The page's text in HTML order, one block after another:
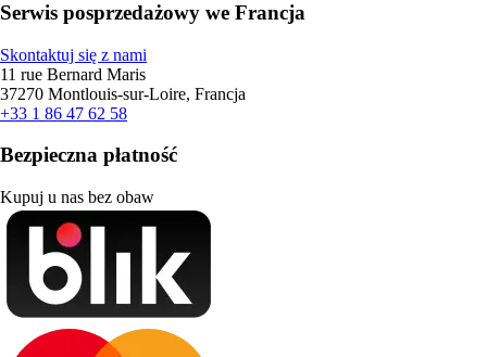
Serwis posprzedażowy we Francja
Skontaktuj się z nami
11 rue Bernard Maris
37270 Montlouis-sur-Loire, Francja
+33 1 86 47 62 58
Bezpieczna płatność
Kupuj u nas bez obaw